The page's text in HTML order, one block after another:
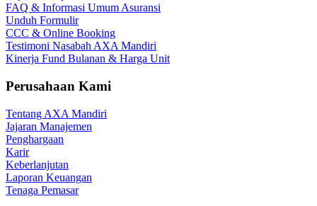
FAQ & Informasi Umum Asuransi
Unduh Formulir
CCC & Online Booking
Testimoni Nasabah AXA Mandiri
Kinerja Fund Bulanan & Harga Unit
Perusahaan Kami
Tentang AXA Mandiri
Jajaran Manajemen
Penghargaan
Karir
Keberlanjutan
Laporan Keuangan
Tenaga Pemasar